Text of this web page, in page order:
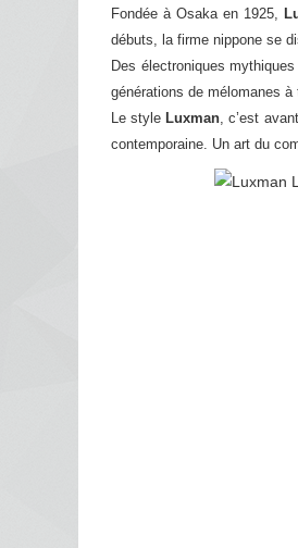
Fondée à Osaka en 1925,
débuts, la firme nippone se
Des électroniques
générations de mélomanes à
Le style Luxman , c’est
contemporaine. Un art du